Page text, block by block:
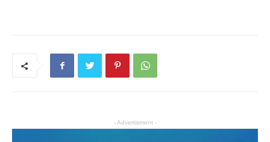
- Advertisment -